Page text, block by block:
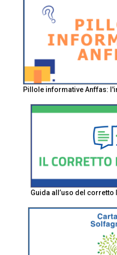
Pillole informative Anffas:
Guida all’uso del corretto